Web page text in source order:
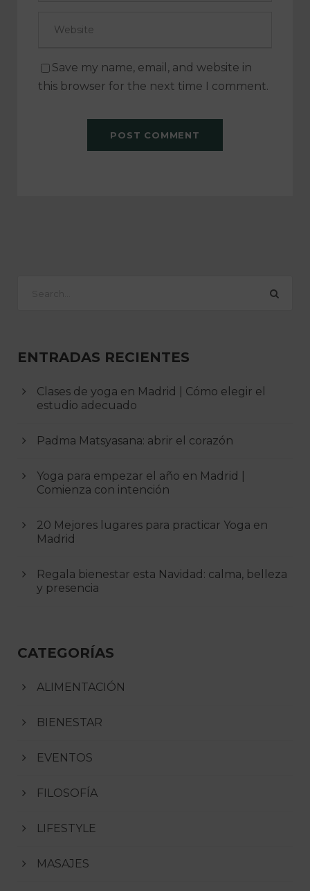
Save my name, email, and website in
this browser for the next time I comment.
ENTRADAS RECIENTES
Clases de yoga en Madrid | Cómo elegir el
estudio adecuado
Padma Matsyasana: abrir el corazón
Yoga para empezar el año en Madrid |
Comienza con intención
20 Mejores lugares para practicar Yoga en
Madrid
Regala bienestar esta Navidad: calma, belleza
y presencia
CATEGORÍAS
ALIMENTACIÓN
BIENESTAR
EVENTOS
FILOSOFÍA
LIFESTYLE
MASAJES